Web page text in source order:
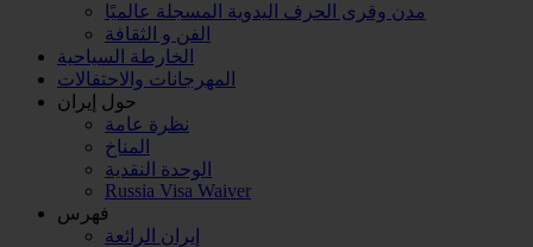
مدن وقرى الحرف اليدوية المسجلة عالميًا
الفن و الثقافة
الخارطة السياحية
المهرجانات والاحتفالات
حول إیران
نظرة عامة
المناخ
الوحدة النقدية
Russia Visa Waiver
فهرس
إيران الرائعة